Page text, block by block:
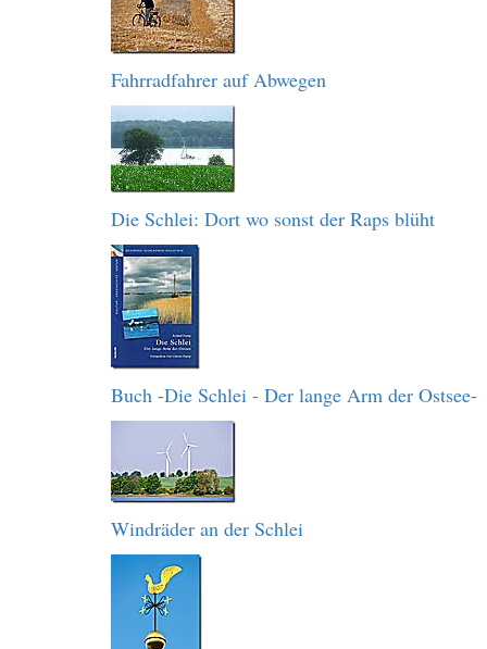
Fahrradfahrer auf Abwegen
Die Schlei: Dort wo sonst der Raps blüht
Buch -Die Schlei - Der lange Arm der Ostsee-
Windräder an der Schlei